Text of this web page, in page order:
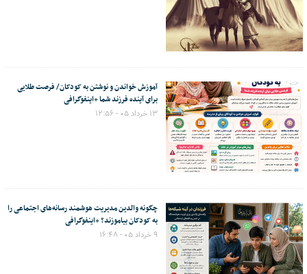
آموزش خواندن و نوشتن به کودکان/ فرصت طلایی
برای آینده فرزند شما +اینفوگرافی
۱۳ خرداد ۰۵ - ۱۲:۵۶
چگونه والدین مدیریت هوشمند رسانه‌های اجتماعی را
به کودکان بیاموزند؟ +اینفوگرافی
۹ خرداد ۰۵ - ۱۶:۴۸